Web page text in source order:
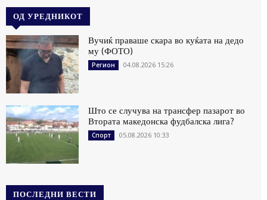
ОД УРЕДНИКОТ
Вучиќ праваше скара во куќата на дедо
му (ФОТО)
Регион 04.08.2026 15:26
Што се случува на трансфер пазарот во
Втората македонска фудбалска лига?
Спорт 05.08.2026 10:33
ПОСЛЕДНИ ВЕСТИ